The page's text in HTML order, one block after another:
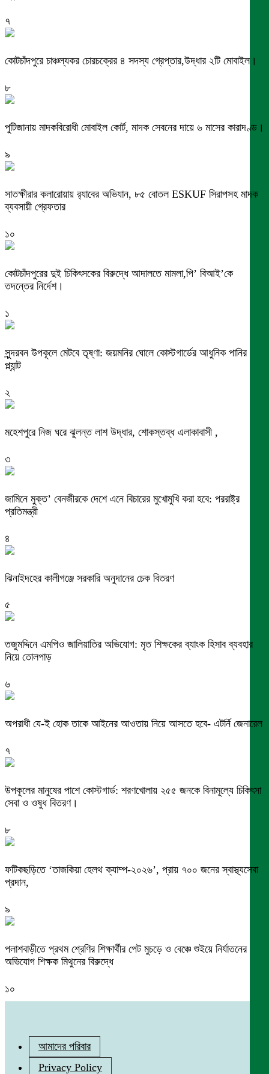
৭
কোটচাঁদপুরে চাঞ্চল্যকর চোরচক্রের ৪ সদস্য গ্রেপ্তার,উদ্ধার ২টি মোবাইল।
৮
পুটিজানায় মাদকবিরোধী মোবাইল কোর্ট, মাদক সেবনের দায়ে ৬ মাসের কারাদণ্ড।
৯
সাতক্ষীরার কলারোয়ায় র‍্যাবের অভিযান, ৮৫ বোতল ESKUF সিরাপসহ মাদক
ব্যবসায়ী গ্রেফতার
১০
কোটচাঁদপুরের দুই চিকিৎসকের বিরুদ্ধে আদালতে মামলা,পি’ বিআই’কে
তদন্তের নির্দেশ।
১
সুন্দরবন উপকূলে মেটবে তৃষ্ণা: জয়মনির ঘোলে কোস্টগার্ডের আধুনিক পানির
প্ল্যান্ট
২
মহেশপুরে নিজ ঘরে ঝুলন্ত লাশ উদ্ধার, শোকস্তব্ধ এলাকাবাসী ,
৩
জামিনে মুক্ত’ বেনজীরকে দেশে এনে বিচারের মুখোমুখি করা হবে: পররাষ্ট্র
প্রতিমন্ত্রী
৪
ঝিনাইদহের কালীগঞ্জে সরকারি অনুদানের চেক বিতরণ
৫
তজুমদ্দিনে এমপিও জালিয়াতির অভিযোগ: মৃত শিক্ষকের ব্যাংক হিসাব ব্যবহার
নিয়ে তোলপাড়
৬
অপরাধী যে-ই হোক তাকে আইনের আওতায় নিয়ে আসতে হবে- এটর্নি জেনারেল
৭
উপকূলের মানুষের পাশে কোস্টগার্ড: শরণখোলায় ২৫৫ জনকে বিনামূল্যে চিকিৎসা
সেবা ও ওষুধ বিতরণ।
৮
ফটিকছড়িতে ‘তাজকিয়া হেলথ ক্যাম্প-২০২৬’, প্রায় ৭০০ জনের স্বাস্থ্যসেবা
প্রদান,
৯
পলাশবাড়ীতে প্রথম শ্রেণির শিক্ষার্থীর পেট মুচড়ে ও বেঞ্চে শুইয়ে নির্যাতনের
অভিযোগ শিক্ষক মিথুনের বিরুদ্ধে
১০
আমাদের পরিবার
Privacy Policy